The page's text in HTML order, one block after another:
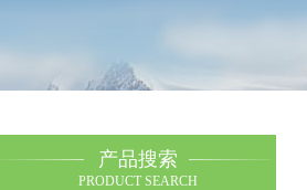
产品搜索
PRODUCT SEARCH